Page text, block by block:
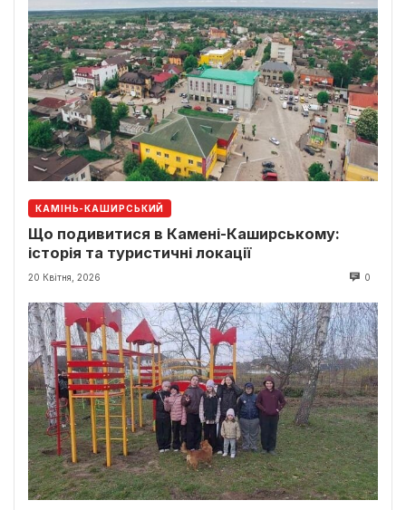
КАМІНЬ-КАШИРСЬКИЙ
Що подивитися в Камені-Каширському:
історія та туристичні локації
20 Квітня, 2026 0